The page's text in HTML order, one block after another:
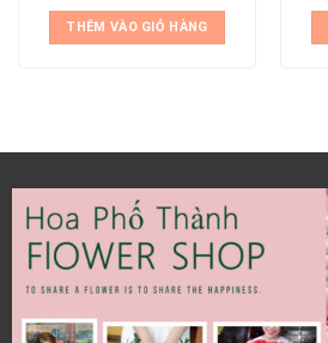
THÊM VÀO GIỎ HÀNG